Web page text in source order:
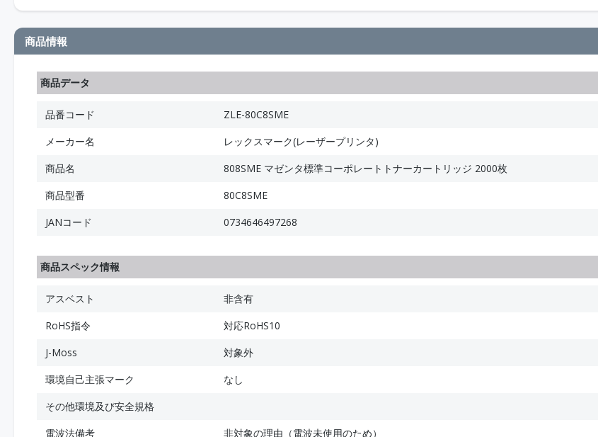
商品情報
商品データ
品番コード
ZLE-80C8SME
メーカー名
レックスマーク(レーザープリンタ)
商品名
808SME マゼンタ標準コーポレートトナーカートリッジ 2000枚
商品型番
80C8SME
JANコード
0734646497268
商品スペック情報
アスベスト
非含有
RoHS指令
対応RoHS10
J-Moss
対象外
環境自己主張マーク
なし
その他環境及び安全規格
電波法備考
非対象の理由（電波未使用のため）